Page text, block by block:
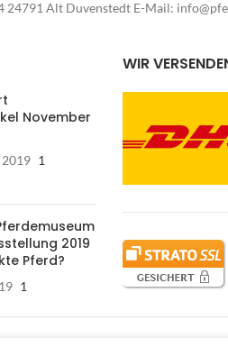
24791 Alt Duvenstedt E-Mail:
November
2019 1
2019
Pferd?
1
WIR